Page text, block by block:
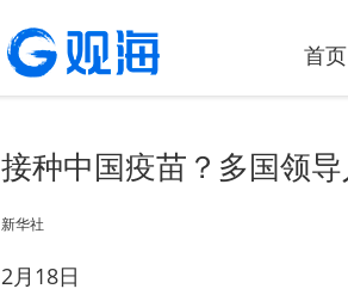
首页
接种中国疫苗？多国领
新华社
2月18日